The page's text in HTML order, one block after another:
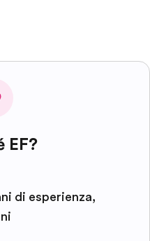
EF?
di esperienza,